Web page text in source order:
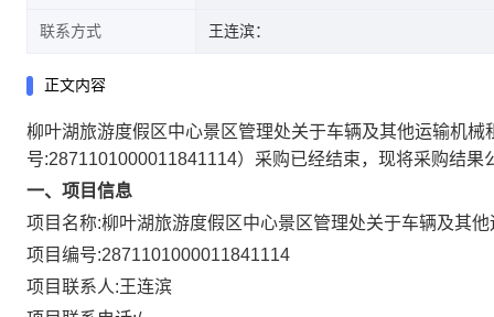
联系方式 王连滨：
正文内容
柳叶湖旅游度假区中心景区管理处关于车辆及其他运输机械
号:2871101000011841114）采购已经结束，现将采购结果
一、项目信息
项目名称:柳叶湖旅游度假区中心景区管理处关于车辆及其
项目编号:2871101000011841114
项目联系人:王连滨